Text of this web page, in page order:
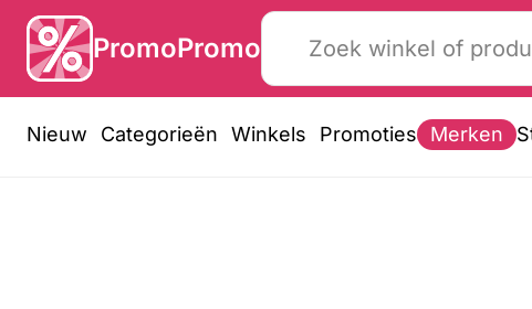
PromoPromo
Nieuw Categorieën Winkels Promoties Merken